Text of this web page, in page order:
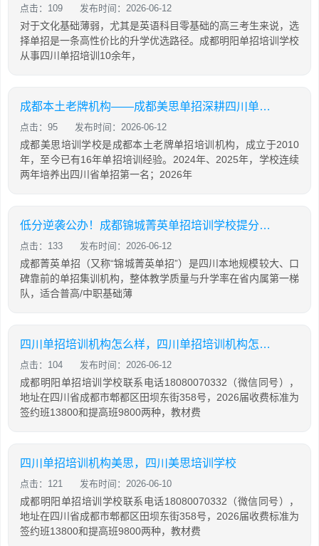
点击：109 发布时间：2026-06-12
对于文化基础薄弱，尤其是英语科目零基础的高三考生来说，选
择单招是一条高性价比的升学优选路径。成都明阳单招培训学校
从事四川单招培训10余年，
成都本土老牌机构——成都美思单招深耕四川单招16年，助力学生录取公办院校！
点击：95 发布时间：2026-06-12
成都美思培训学校是成都本土老牌单招培训机构，成立于2010
年，至今已有16年单招培训经验。2024年、2025年，学校连续
两年培养出四川省单招第一名；2026年
低分逆袭公办！成都锦城菁英单招培训学校提分攻略
点击：133 发布时间：2026-06-12
成都菁英单招（又称“锦城菁英单招”）是四川本地规模较大、口
碑靠前的单招集训机构，整体教学质量与升学率在省内属第一梯
队，适合普高/中职基础薄
四川单招培训机构怎么样，四川单招培训机构怎么样知乎
点击：104 发布时间：2026-06-12
成都明阳单招培训学校联系电话18080070332（微信同号），
地址在四川省成都市郫都区田坝东街358号，2026届收费标准为
签约班13800和提高班9800两种，教材费
四川单招培训机构美思，四川美思培训学校
点击：121 发布时间：2026-06-10
成都明阳单招培训学校联系电话18080070332（微信同号），
地址在四川省成都市郫都区田坝东街358号，2026届收费标准为
签约班13800和提高班9800两种，教材费